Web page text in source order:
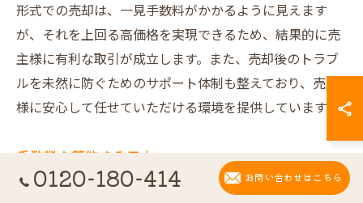
形式での売却は、一見手数料がかかるように見えます
が、それを上回る高価格を実現できるため、結果的に売
主様に有利な取引が成立します。また、売却後のトラブ
ルを未然に防ぐためのサポート体制も整えており、売主
様に安心して任せていただける環境を提供しています。
手数料を節約する工夫
不動産売却における手数料の節約は、売主様の利益を最
0120-180-414 お問い合わせはこちら